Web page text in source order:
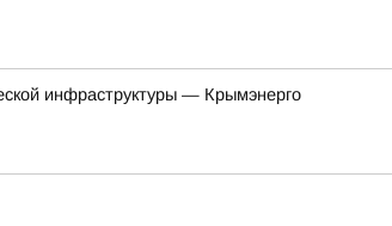
инфраструктуры — Крымэнерго